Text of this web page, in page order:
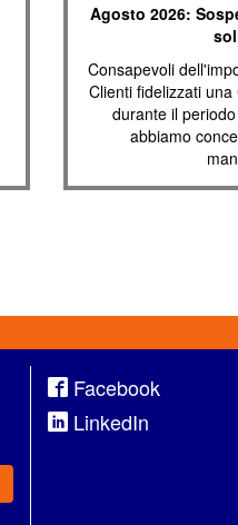
Agosto 2026:
Consapevoli
Clienti fidelizzati una
durante il
abbiamo
Facebook
LinkedIn